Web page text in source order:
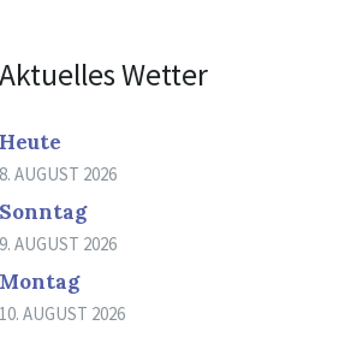
Aktuelles Wetter
Heute
8. AUGUST 2026
Sonntag
9. AUGUST 2026
Montag
10. AUGUST 2026